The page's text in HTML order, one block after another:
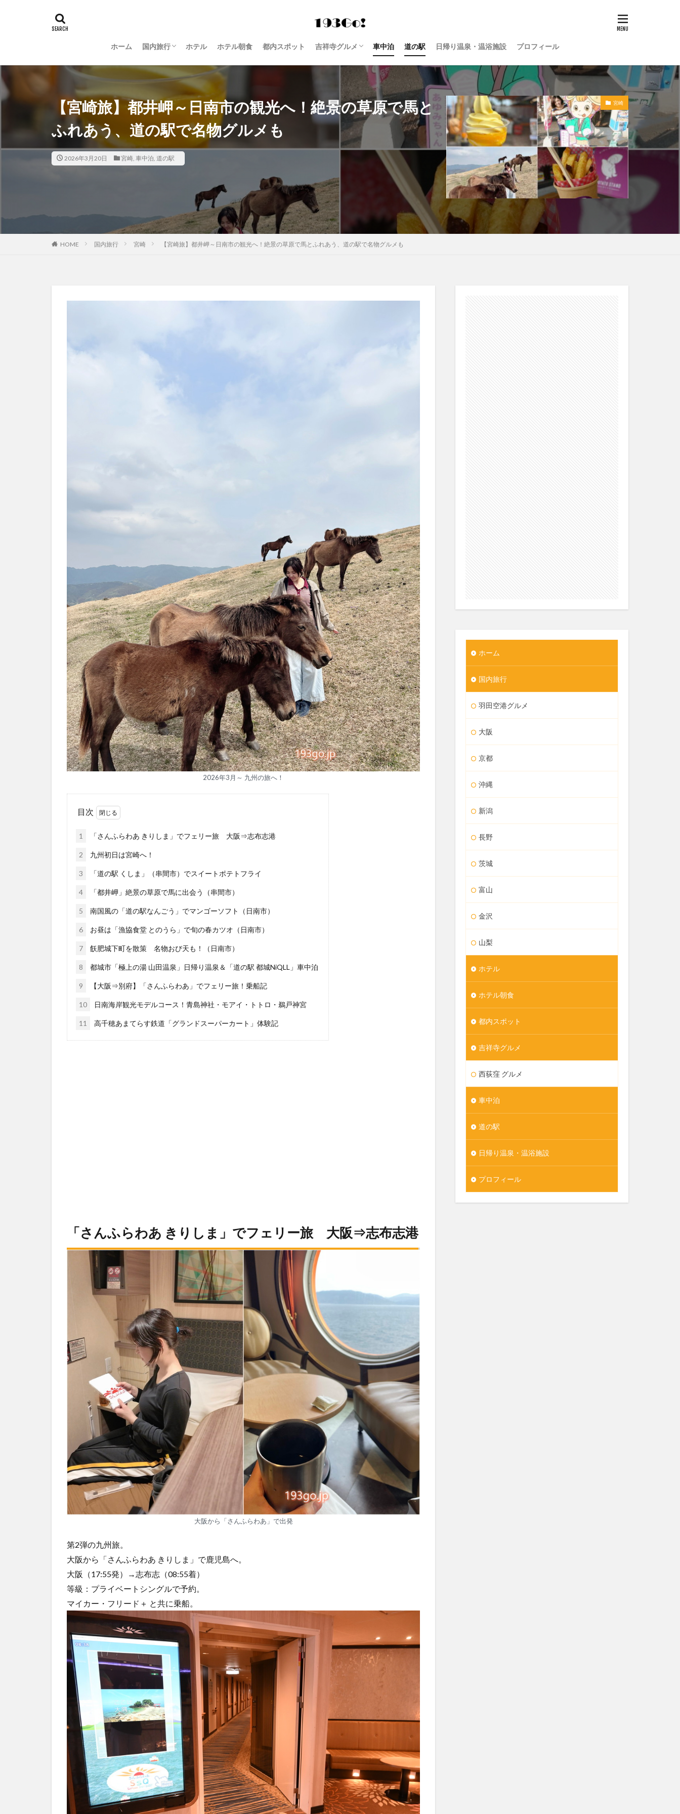
ホーム 国内旅行
羽田空港グルメ
大阪
京都
沖縄
新潟
長野
茨城
富山
金沢
山梨
ホテル ホテル朝食 都内スポット 吉祥寺グルメ
西荻窪 グルメ
車中泊 道の駅 日帰り温泉・温浴施設 プロフィール
【宮崎旅】都井岬～日南市の観光へ！絶景の草原で馬と
ふれあう、道の駅で名物グルメも
2026年3月20日 宮崎, 車中泊, 道の駅
宮崎
HOME 国内旅行 宮崎 【宮崎旅】都井岬～日南市の観光へ！絶景の草原で馬とふれあう、道の駅で名物グルメも
2026年3月～ 九州の旅へ！
目次
1 「さんふらわあ きりしま」でフェリー旅 大阪⇒志布志港
2 九州初日は宮崎へ！
3 「道の駅 くしま」（串間市）でスイートポテトフライ
4 「都井岬」絶景の草原で馬に出会う（串間市）
5 南国風の「道の駅なんごう」でマンゴーソフト（日南市）
6 お昼は「漁協食堂 とのうら」で旬の春カツオ（日南市）
7 飫肥城下町を散策 名物おび天も！（日南市）
8 都城市「極上の湯 山田温泉」日帰り温泉＆「道の駅 都城NiQLL」車中泊
9 【大阪⇒別府】「さんふらわあ」でフェリー旅！乗船記
10 日南海岸観光モデルコース！青島神社・モアイ・トトロ・鵜戸神宮
11 高千穂あまてらす鉄道「グランドスーパーカート」体験記
「さんふらわあ きりしま」でフェリー旅 大阪⇒志布志港
大阪から「さんふらわあ」で出発
第2弾の九州旅。
大阪から「さんふらわあ きりしま」で鹿児島へ。
大阪（17:55発）→志布志（08:55着）
等級：プライベートシングルで予約。
マイカー・フリード＋ と共に乗船。
ホーム
国内旅行
羽田空港グルメ
大阪
京都
沖縄
新潟
長野
茨城
富山
金沢
山梨
ホテル
ホテル朝食
都内スポット
吉祥寺グルメ
西荻窪 グルメ
車中泊
道の駅
日帰り温泉・温浴施設
プロフィール